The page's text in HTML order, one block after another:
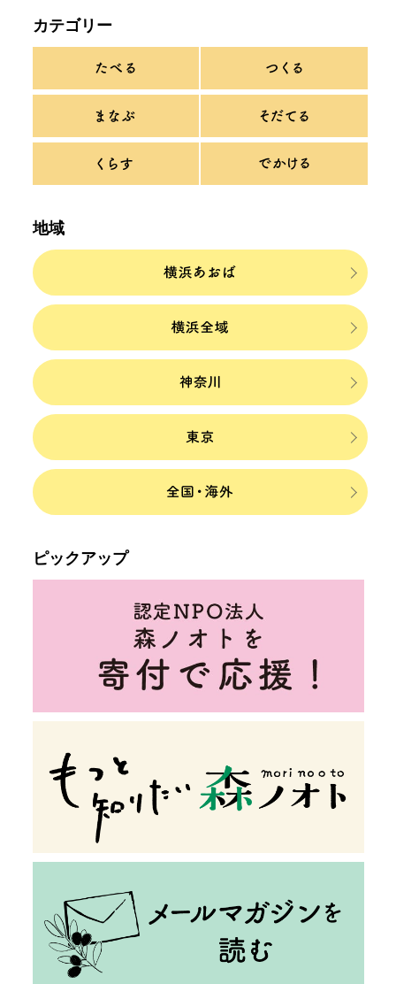
カテゴリー
地域
ピックアップ